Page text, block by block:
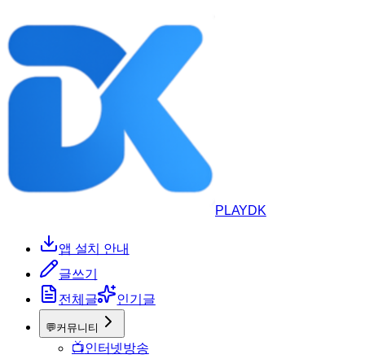
PLAYDK
앱 설치 안내
글쓰기
전체글
인기글
💬커뮤니티
📺인터넷방송